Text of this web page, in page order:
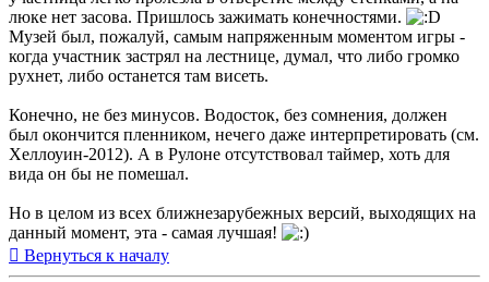
люке нет засова. Пришлось зажимать конечностями.
Музей был, пожалуй, самым напряженным моментом игры -
когда участник застрял на лестнице, думал, что либо громко
рухнет, либо останется там висеть.
Конечно, не без минусов. Водосток, без сомнения, должен
был окончится пленником, нечего даже интерпретировать (см.
Хеллоуин-2012). А в Рулоне отсутствовал таймер, хоть для
вида он бы не помешал.
Но в целом из всех ближнезарубежных версий, выходящих на
данный момент, эта - самая лучшая!
Вернуться к началу